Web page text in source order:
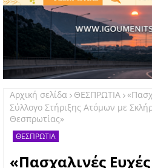
Αρχική σελίδα ΘΕΣΠΡΩΤΙΑ
Σύλλογο Στήριξης Ατόμων με
Θεσπρωτίας»
ΘΕΣΠΡΩΤΙΑ
«Πασχαλινές